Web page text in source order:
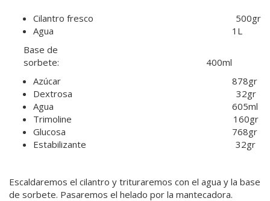
Cilantro fresco 500gr
Agua 1L
Base de
sorbete: 400ml
Azúcar 878gr
Dextrosa 32gr
Agua 605ml
Trimoline 160gr
Glucosa 768gr
Estabilizante 32gr
Escaldaremos el cilantro y trituraremos con el agua y la base
de sorbete. Pasaremos el helado por la mantecadora.